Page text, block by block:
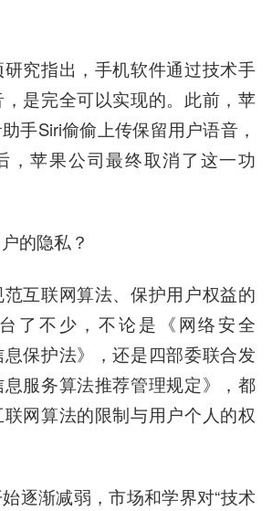
究指出，手机软件通过技术手
是完全可以实现的。此前，苹
手Siri偷偷上传保留用户语音，
，苹果公司最终取消了这一功
的隐私？
互联网算法、保护用户权益的
了不少，不论是《网络安全
保护法》，还是四部委联合发
服务算法推荐管理规定》，都
网算法的限制与用户个人的权
逐渐减弱，市场和学界对“技术